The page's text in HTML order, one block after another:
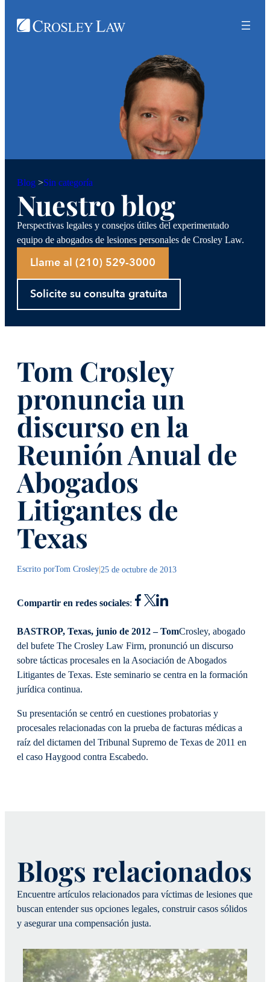
Blog >Sin categoría
Nuestro blog
Perspectivas legales y consejos útiles del experimentado
equipo de abogados de lesiones personales de Crosley Law.
Llame al (210) 529-3000
Solicite su consulta gratuita
Tom Crosley
pronuncia un
discurso en la
Reunión Anual de
Abogados
Litigantes de
Texas
Escrito porTom Crosley|25 de octubre de 2013
Compartir en redes sociales:
BASTROP, Texas, junio de 2012 – TomCrosley, abogado
del bufete The Crosley Law Firm, pronunció un discurso
sobre tácticas procesales en la Asociación de Abogados
Litigantes de Texas. Este seminario se centra en la formación
jurídica continua.
Su presentación se centró en cuestiones probatorias y
procesales relacionadas con la prueba de facturas médicas a
raíz del dictamen del Tribunal Supremo de Texas de 2011 en
el caso Haygood contra Escabedo.
Blogs relacionados
Encuentre artículos relacionados para víctimas de lesiones que
buscan entender sus opciones legales, construir casos sólidos
y asegurar una compensación justa.